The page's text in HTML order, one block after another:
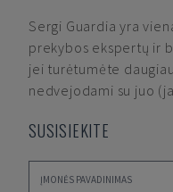
Sergi Guardia yra
prekybos ekspertų ir
jei turėtumėte
nedvejodami su juo
SUSISIEKITE